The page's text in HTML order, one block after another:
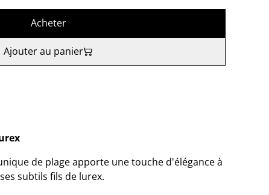
Acheter
Ajouter au panier
de plage apporte une touche d'élégance à
subtils fils de lurex.